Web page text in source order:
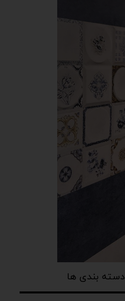
دسته بندی ها